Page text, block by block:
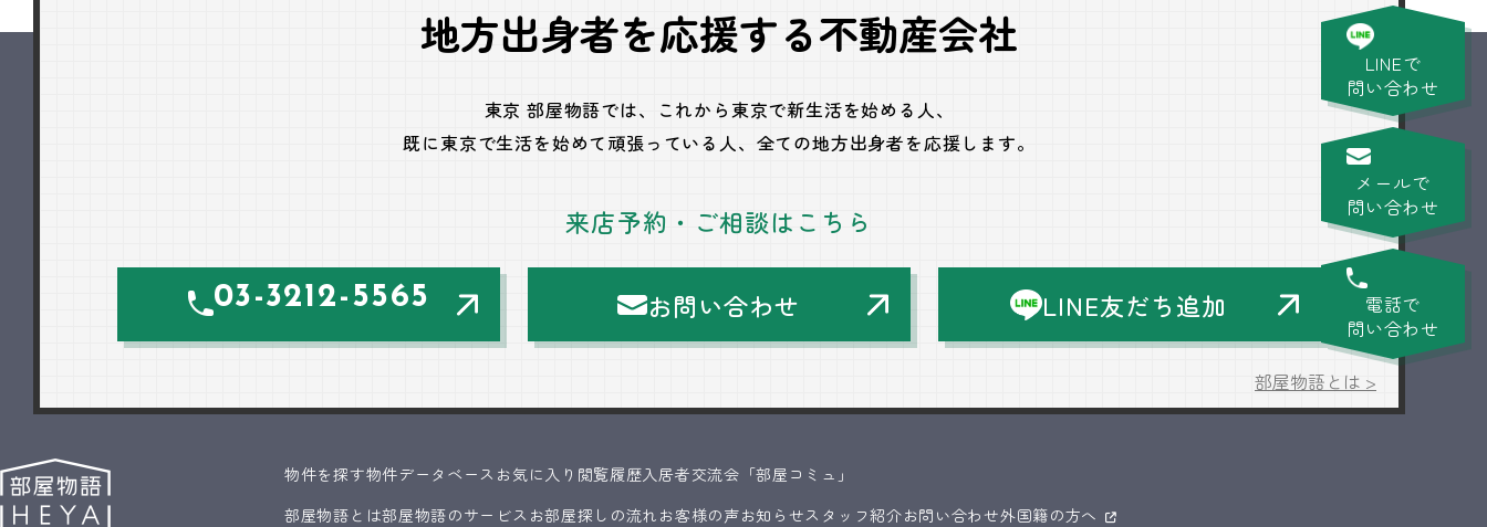
地方出身者を応援する不動産会社
東京 部屋物語では、
これから東京で新生活を始める人、
既に東京で生活を始めて頑張っている人、 全ての地方出身者を応援します。
来店予約・ご相談はこちら
03-3212-5565 お問い合わせ LINE友だち追加
部屋物語とは >
物件を探す物件データベース お気に入り 閲覧履歴入居者交流会「部屋コミュ」
部屋物語とは部屋物語のサービス お部屋探しの流れ お客様の声お知らせスタッフ紹介お問い合わせ外国籍の方へ
LINEで
問い合わせ
メールで
問い合わせ
電話で
問い合わせ